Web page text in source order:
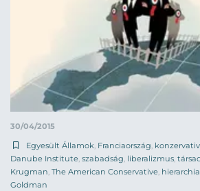
30/04/2015
Egyesült Államok Franciaország
Danube Institute szabadság liberalizmus
Krugman The American Conservative hierarchia
Goldman